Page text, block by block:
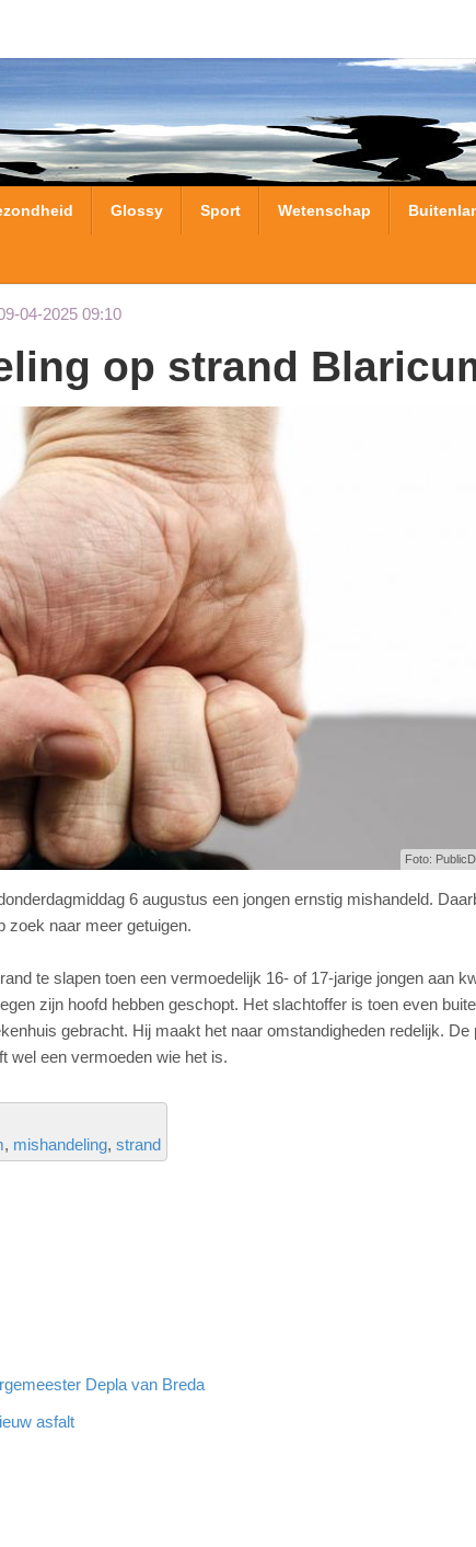
Glossy Sport Wetenschap
04-2025 09:10
op strand
Foto:
6 augustus een jongen ernstig mishandeld.
zoek naar meer getuigen.
te slapen toen een vermoedelijk 16- of 17-jarige jongen aan
zijn hoofd hebben geschopt. Het slachtoffer is toen even
gebracht. Hij maakt het naar omstandigheden redelijk. De
wel een vermoeden wie het is.
mishandeling strand
Depla van Breda
asfalt